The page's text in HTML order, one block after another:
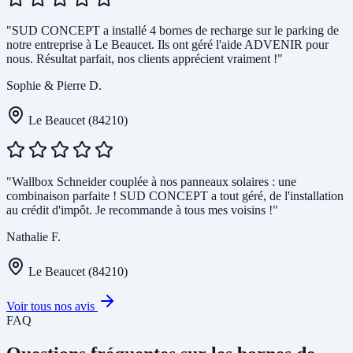
"SUD CONCEPT a installé 4 bornes de recharge sur le parking de
notre entreprise à Le Beaucet. Ils ont géré l'aide ADVENIR pour
nous. Résultat parfait, nos clients apprécient vraiment !"
Sophie & Pierre D.
Le Beaucet (84210)
"Wallbox Schneider couplée à nos panneaux solaires : une
combinaison parfaite ! SUD CONCEPT a tout géré, de l'installation
au crédit d'impôt. Je recommande à tous mes voisins !"
Nathalie F.
Le Beaucet (84210)
Voir tous nos avis
FAQ